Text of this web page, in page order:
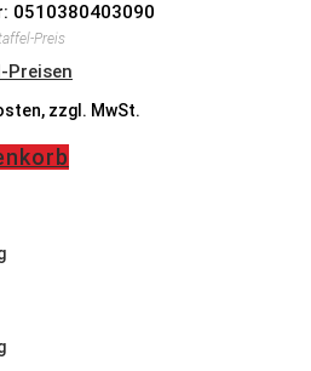
0510380403090
Preis
Preisen
zzgl. MwSt.